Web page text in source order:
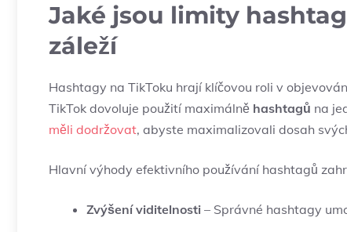
Jaké jsou limity
záleží
Hashtagy na TikToku hrají klíčovou roli v
TikTok dovoluje použití maximálně hashtagů na
měli dodržovat, abyste maximalizovali dosah
Hlavní výhody efektivního používání hashtagů
Zvýšení viditelnosti – Správné hashtagy